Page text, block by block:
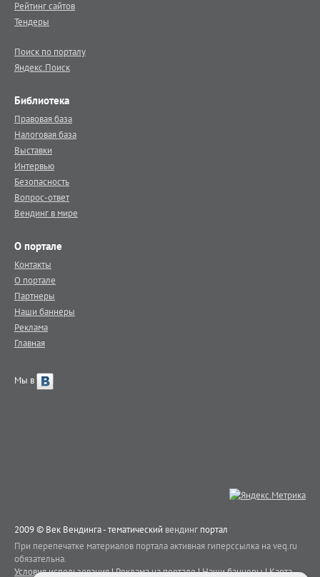
Рейтинг сайтов
Тендеры
Поиск по порталу
Яндекс.Поиск
Библиотека
Правовая база
Налоговая база
Выставки
Интервью
Безопасность
Вопрос-ответ
Вендинг в мире
О портале
Контакты
О портале
Партнеры
Наши баннеры
Реклама
Главная
Мы в
2009 © Век Вендинга - тематический вендинг портал
При перепечатке материалов портала активная гиперссылка на veq.ru
обязательна.
Условия использования|Реклама на портале|Наши баннеры|Карта